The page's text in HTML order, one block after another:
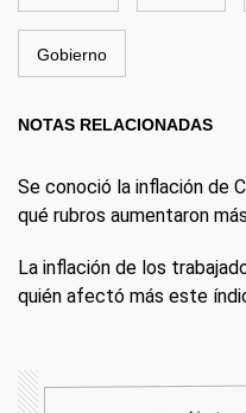
Gobierno
NOTAS RELACIONADAS
Se conoció la inflación de
qué rubros aumentaron más
La inflación de los
quién afectó más este